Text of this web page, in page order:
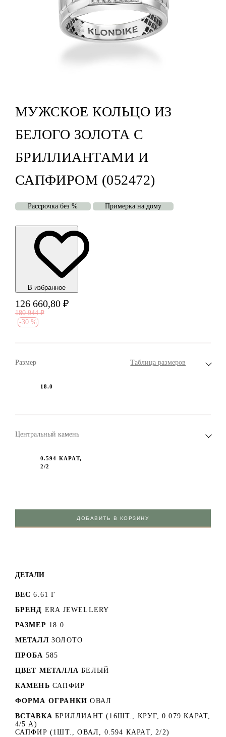
МУЖСКОЕ КОЛЬЦО ИЗ
БЕЛОГО ЗОЛОТА С
БРИЛЛИАНТАМИ И
САПФИРОМ (052472)
Рассрочка без % Примерка на дому
В избранноe
126 660,80 ₽
180 944 ₽
-30 %
Размер Таблица размеров
18.0
Центральный камень
0.594 КАРАТ,
2/2
ДОБАВИТЬ В КОРЗИНУ
ДЕТАЛИ
ВЕС 6.61 Г
БРЕНД ERA JEWELLERY
РАЗМЕР 18.0
МЕТАЛЛ ЗОЛОТО
ПРОБА 585
ЦВЕТ МЕТАЛЛА БЕЛЫЙ
КАМЕНЬ САПФИР
ФОРМА ОГРАНКИ ОВАЛ
ВСТАВКА БРИЛЛИАНТ (16ШТ., КРУГ, 0.079 КАРАТ,
4/5 А)
САПФИР (1ШТ., ОВАЛ, 0.594 КАРАТ, 2/2)